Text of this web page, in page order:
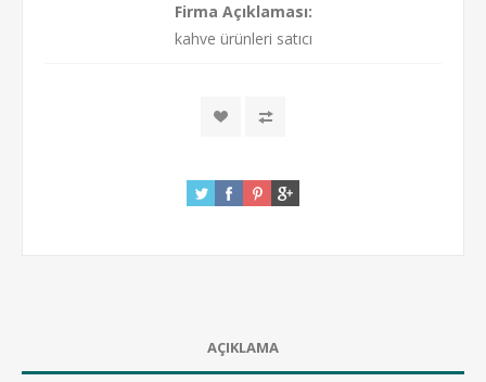
Firma Açıklaması:
kahve ürünleri satıcı
AÇIKLAMA